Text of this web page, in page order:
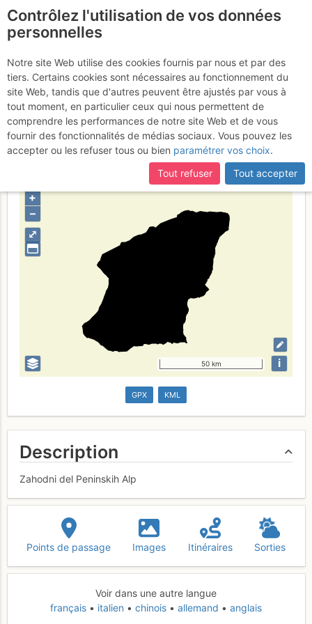
Peninske Alpe
zahod
Type de région massif
⤢
+
–
50 km i
GPX KML
Description
Zahodni del Peninskih Alp
Points de passage Images Itinéraires Sorties
Voir dans une autre langue
français
italien chinois allemand anglais
Contrôlez l'utilisation de vos données
personnelles
Notre site Web utilise des cookies fournis par nous et par des
tiers. Certains cookies sont nécessaires au fonctionnement du
site Web, tandis que d'autres peuvent être ajustés par vous à
tout moment, en particulier ceux qui nous permettent de
comprendre les performances de notre site Web et de vous
fournir des fonctionnalités de médias sociaux. Vous pouvez les
accepter ou les refuser tous ou bien paramétrer vos choix.
Tout refuser
Tout accepter